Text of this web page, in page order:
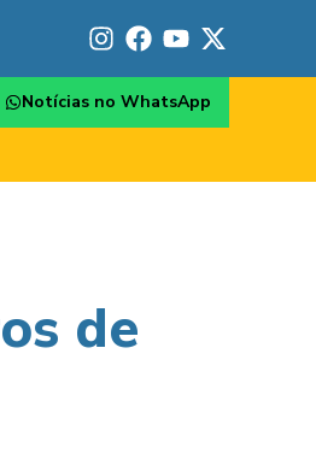
Notícias no WhatsApp
de